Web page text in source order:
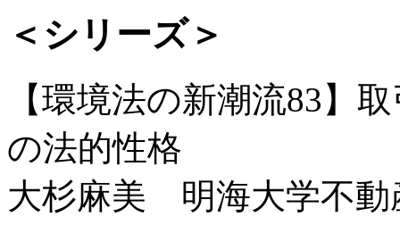
＜シリーズ＞
【環境法の新潮流83】
の法的性格
大杉麻美 明海大学不動